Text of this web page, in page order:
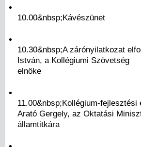
10.00&nbsp;Kávészünet
10.30&nbsp;A zárónyilatkozat
István, a Kollégiumi Szövetség
elnöke
11.00&nbsp;Kollégium-fejlesztési
Arató Gergely, az Oktatási
államtitkára